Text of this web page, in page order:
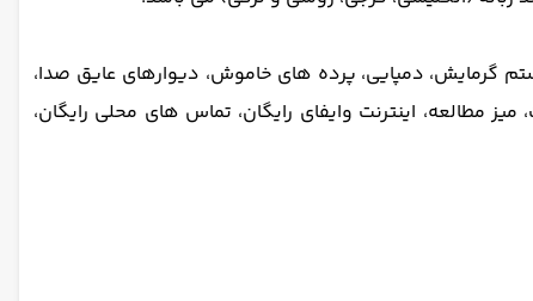
گرمایش، دمپایی، پرده های خاموش، دیوارهای عایق صدا،
اینترنت وایفای رایگان، تماس های محلی رایگان،